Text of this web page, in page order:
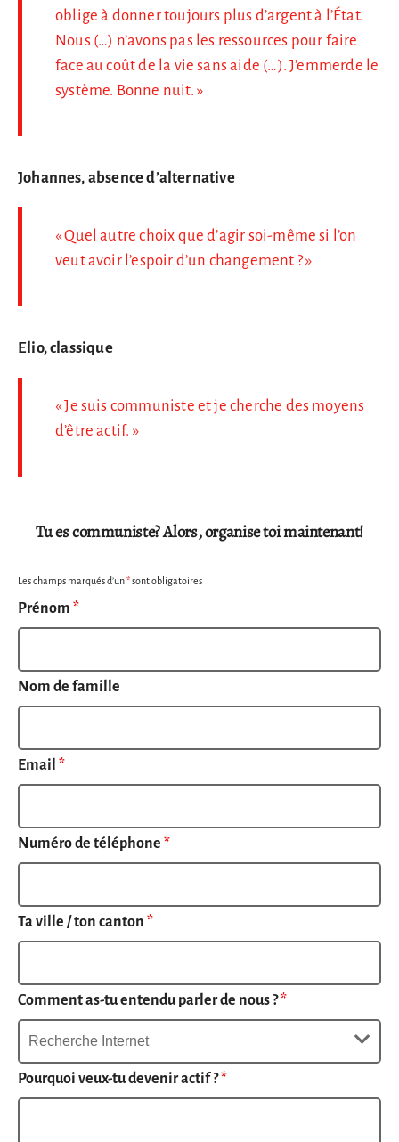
oblige à donner toujours plus d’argent à l’État.
Nous (…) n’avons pas les ressources pour faire
face au coût de la vie sans aide (…). J’emmerde le
système. Bonne nuit. »
Johannes, absence d’alternative
« Quel autre choix que d’agir soi-même si l’on
veut avoir l’espoir d’un changement ? »
Elio, classique
« Je suis communiste et je cherche des moyens
d’être actif. »
Tu es communiste? Alors, organise toi maintenant!
Les champs marqués d’un*sont obligatoires
Prénom *
Nom de famille
Email *
Numéro de téléphone *
Ta ville / ton canton *
Comment as-tu entendu parler de nous ?*
Pourquoi veux-tu devenir actif ?*